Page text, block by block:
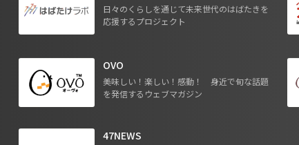
日々のくらしを通じて未来世代のはばたきを
応援するプロジェクト
OVO
美味しい！楽しい！感動！ 身近で旬な話題
を発信するウェブマガジン
47NEWS